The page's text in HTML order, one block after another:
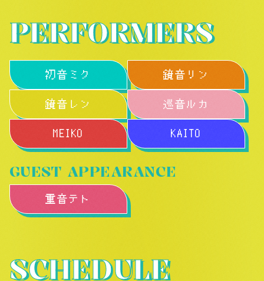
PERFORMERS
初音ミク 鏡音リン
鏡音レン 巡音ルカ
MEIKO KAITO
GUEST APPEARANCE
重音テト
SCHEDULE